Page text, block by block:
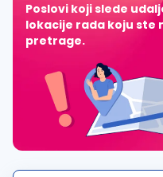
Poslovi koji slede
lokacije rada koju ste
pretrage.